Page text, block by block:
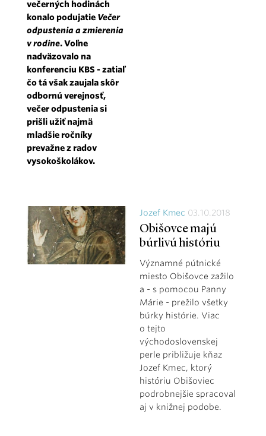
večerných hodinách
konalo podujatie Večer
odpustenia a zmierenia
v rodine. Voľne
nadväzovalo na
konferenciu KBS - zatiaľ
čo tá však zaujala skôr
odbornú verejnosť,
večer odpustenia si
prišli užiť najmä
mladšie ročníky
prevažne z radov
vysokoškolákov.
Jozef Kmec 03.10.2018
Obišovce majú
búrlivú históriu
Významné pútnické
miesto Obišovce zažilo
a - s pomocou Panny
Márie - prežilo všetky
búrky histórie. Viac
o tejto
východoslovenskej
perle približuje kňaz
Jozef Kmec, ktorý
históriu Obišoviec
podrobnejšie spracoval
aj v knižnej podobe.